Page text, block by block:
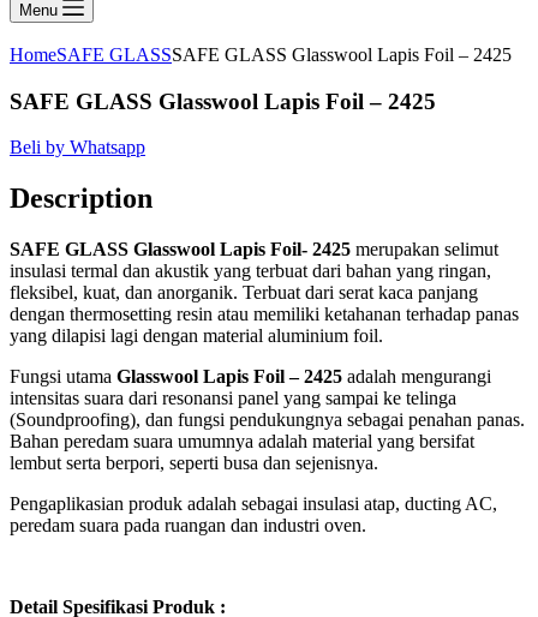
Menu
HomeSAFE GLASSSAFE GLASS Glasswool Lapis Foil – 2425
SAFE GLASS Glasswool Lapis Foil – 2425
Beli by Whatsapp
Description
SAFE GLASS Glasswool Lapis Foil- 2425 merupakan selimut
insulasi termal dan akustik yang terbuat dari bahan yang ringan,
fleksibel, kuat, dan anorganik. Terbuat dari serat kaca panjang
dengan thermosetting resin atau memiliki ketahanan terhadap panas
yang dilapisi lagi dengan material aluminium foil.
Fungsi utama Glasswool Lapis Foil – 2425 adalah mengurangi
intensitas suara dari resonansi panel yang sampai ke telinga
(Soundproofing), dan fungsi pendukungnya sebagai penahan panas.
Bahan peredam suara umumnya adalah material yang bersifat
lembut serta berpori, seperti busa dan sejenisnya.
Pengaplikasian produk adalah sebagai insulasi atap, ducting AC,
peredam suara pada ruangan dan industri oven.
Detail Spesifikasi Produk :